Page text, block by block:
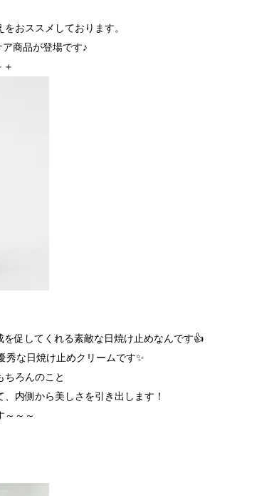
おススメしております。
商品が登場です♪
促してくれる素敵な日焼け止めなんです👍
秀な日焼け止めクリームです✨
ちろんのこと
内側から美しさを引き出します！
～～～